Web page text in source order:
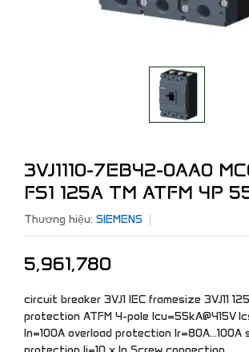
3VJ1110-7EB42-0AA0
FS1 125A TM ATFM 4P
Thương hiệu: SIEMENS
5,961,780
circuit breaker 3VJ1 IEC framesize 3VJ11
protection ATFM 4-pole Icu=55kA@415V
In=100A overload protection